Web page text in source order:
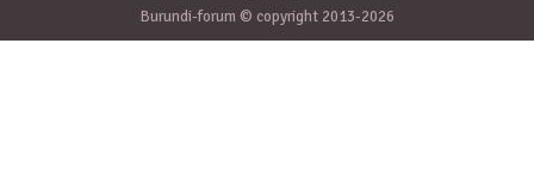
Burundi-forum © copyright 2013-2026